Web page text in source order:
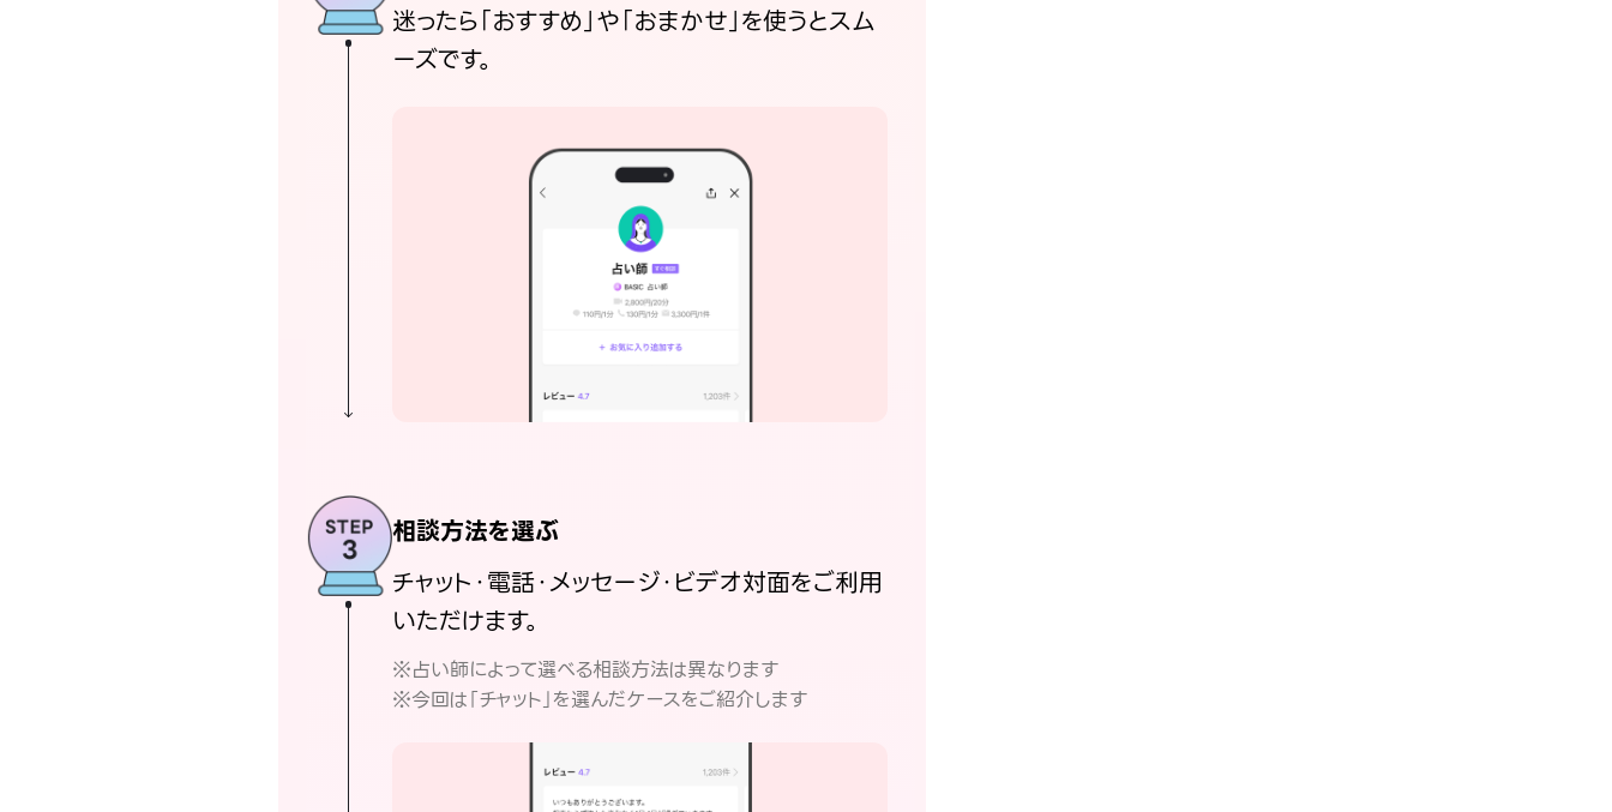
迷ったら「おすすめ」や「おまかせ」を使うとスム
ーズです。
相談方法を選ぶ
チャット・電話・メッセージ・ビデオ対面をご利用
いただけます。
※占い師によって選べる相談方法は異なります
※今回は「チャット」を選んだケースをご紹介します